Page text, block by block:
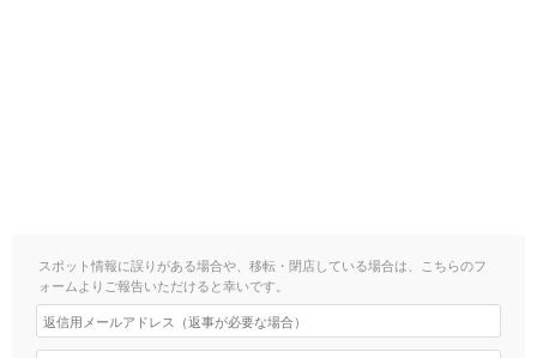
スポット情報に誤りがある場合や、移転・閉店している場合は、こちらのフ
ォームよりご報告いただけると幸いです。